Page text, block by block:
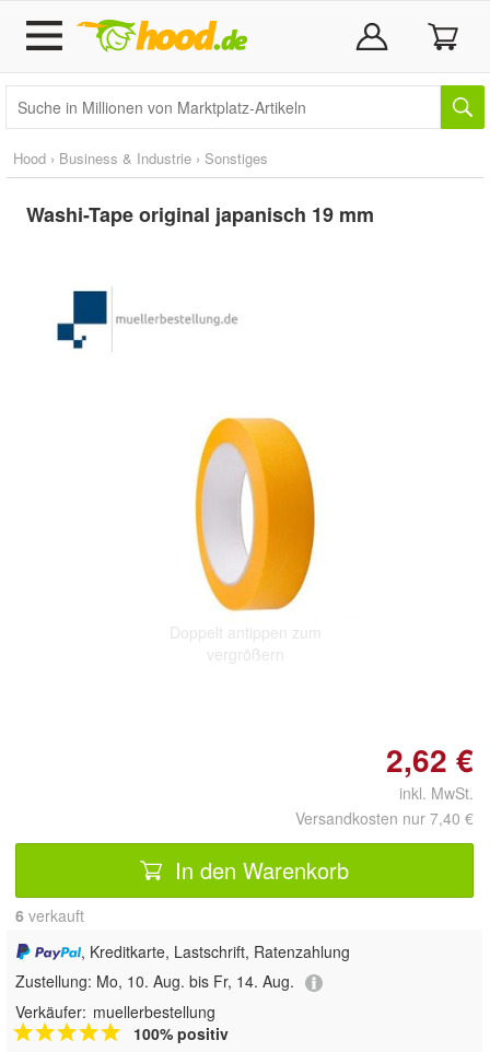
Hood › Business & Industrie › Sonstiges
Washi-Tape original japanisch 19 mm
Doppelt antippen zum
vergrößern
2,62 €
inkl. MwSt.
Versandkosten nur 7,40 €
In den Warenkorb
6 verkauft
, Kreditkarte, Lastschrift, Ratenzahlung
Zustellung: Mo, 10. Aug. bis Fr, 14. Aug.
Verkäufer: muellerbestellung
100% positiv